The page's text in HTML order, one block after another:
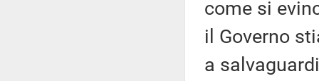
come si
il Governo
a